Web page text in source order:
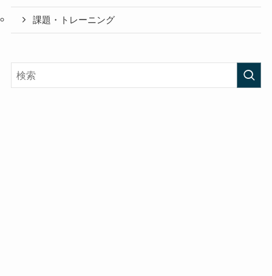
課題・トレーニング